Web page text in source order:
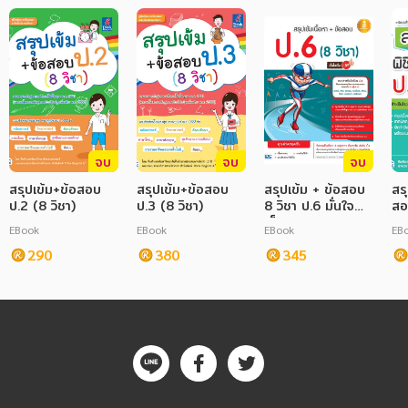
จบ
สรุปเข้ม+ข้อสอบ
ป.2 (8 วิชา)
EBook
290
จบ
สรุปเข้ม+ข้อสอบ
ป.3 (8 วิชา)
EBook
380
จบ
สรุปเข้ม + ข้อสอบ
8 วิชา ป.6 มั่นใจ
เต็ม 100
EBook
345
ส
ส